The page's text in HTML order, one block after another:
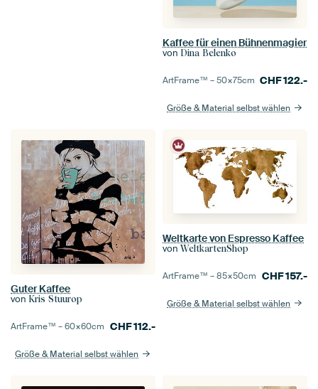
Kaffee für einen Bühnenmagier
von Dina Belenko
ArtFrame™ –50×75cm CHF122.-
Größe & Material selbst wählen
Guter Kaffee
von Kris Stuurop
ArtFrame™ –60×60cm CHF112.-
Größe & Material selbst wählen
Weltkarte von Espresso Kaffee
von WeltkartenShop
ArtFrame™ –85×50cm CHF157.-
Größe & Material selbst wählen